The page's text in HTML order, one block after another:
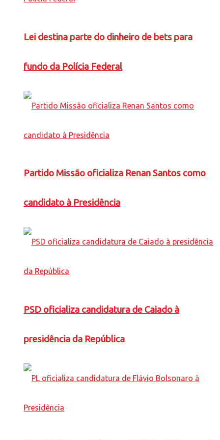
Lei destina parte do dinheiro de bets para
fundo da Polícia Federal
Partido Missão oficializa Renan Santos como
candidato à Presidência
PSD oficializa candidatura de Caiado à
presidência da República